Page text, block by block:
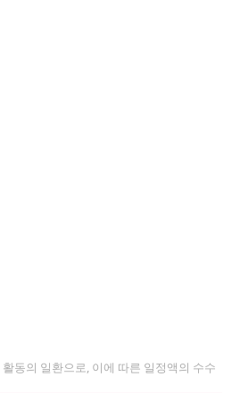
동의 일환으로, 이에 따른 일정액의 수수